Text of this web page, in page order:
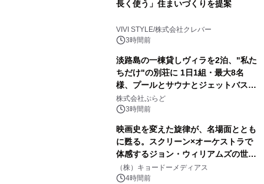
長く使う」住まいづくりを提案
VIVI STYLE/株式会社クレバー
3時間前
淡路島の一棟貸しヴィラを2泊、"私た
ちだけ"の別荘に 1日1組・最大8名
様、プールとサウナとジェットバス付
きで Villa Mon Temps AWAJIの連泊
素泊りプラン
株式会社ぷらど
3時間前
映画史を変えた旋律が、名場面ととも
に甦る。スクリーン×オーケストラで
体感するジョン・ウィリアムズの世
界。ジョン・ウィリアムズ：シネマ・
スペクタキュラー・コンサート 開催決
（株）キョードーメディアス
4時間前